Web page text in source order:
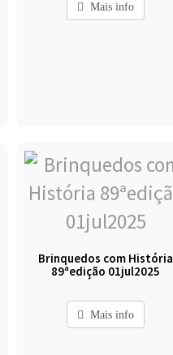
Mais info
Brinquedos com História
89ªedição 01jul2025
Mais info